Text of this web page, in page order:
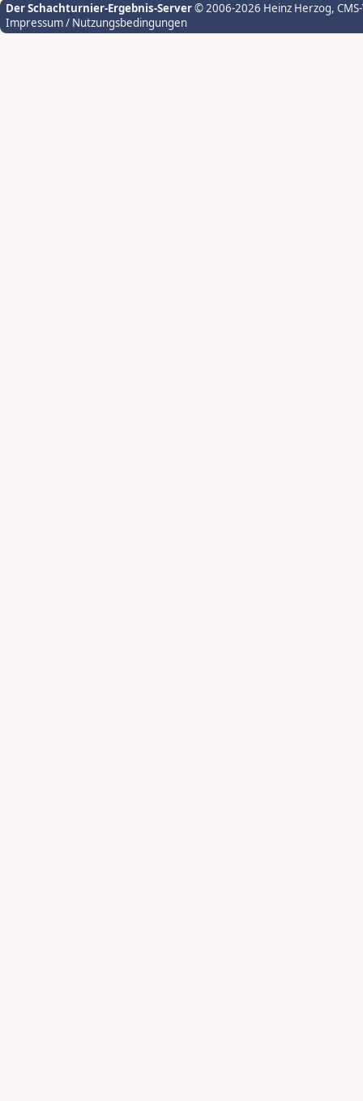
Der Schachturnier-Ergebnis-Server© 2006-2026 Heinz Herzog,
Impressum / Nutzungsbedingungen